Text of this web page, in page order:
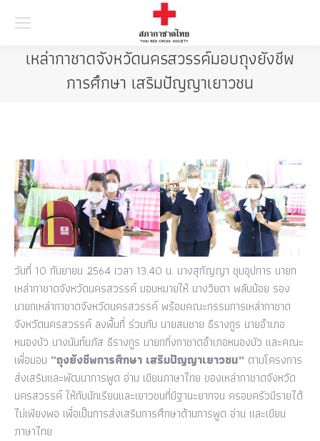
เหล่ากาชาดจังหวัดนครสวรรค์มอบถุงยังชีพ
การศึกษา เสริมปัญญาเยาวชน
วันที่ 10 กันยายน 2564 เวลา 13.40 น. นางสุกัญญา ชุมอุปการ นายก
เหล่ากาชาดจังหวัดนครสวรรค์ มอบหมายให้ นางวิยดา พลับน้อย รอง
นายกเหล่ากาชาดจังหวัดนครสวรรค์ พร้อมคณะกรรมการเหล่ากาชาด
จังหวัดนครสวรรค์ ลงพื้นที่ ร่วมกับ นายสมชาย ธีรางกูร นายอำเภอ
หนองบัว นางนันท์นภัส ธีรางกูร นายกกิ่งกาชาดอำเภอหนองบัว และคณะ
เพื่อมอบ “ถุงยังชีพการศึกษา เสริมปัญญาเยาวชน” ตามโครงการ
ส่งเสริมและพัฒนาการพูด อ่าน เขียนภาษาไทย ของเหล่ากาชาดจังหวัด
นครสวรรค์ ให้กับนักเรียนและเยาวชนที่มีฐานะยากจน ครอบครัวมีรายได้
ไม่เพียงพอ เพื่อเป็นการส่งเสริมการศึกษาด้านการพูด อ่าน และเขียน
ภาษาไทย